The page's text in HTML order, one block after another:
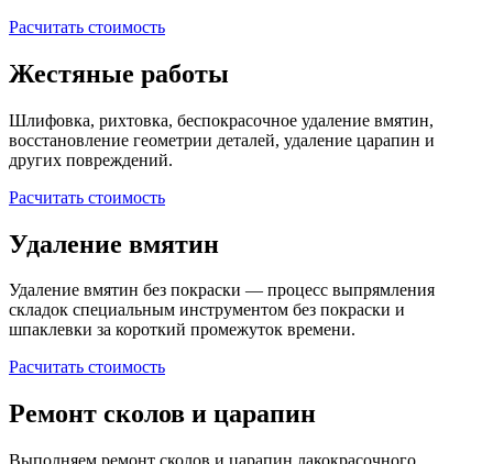
Расчитать стоимость
Жестяные работы
Шлифовка, рихтовка, беспокрасочное удаление вмятин,
восстановление геометрии деталей, удаление царапин и
других повреждений.
Расчитать стоимость
Удаление вмятин
Удаление вмятин без покраски — процесс выпрямления
складок специальным инструментом без покраски и
шпаклевки за короткий промежуток времени.
Расчитать стоимость
Ремонт сколов и царапин